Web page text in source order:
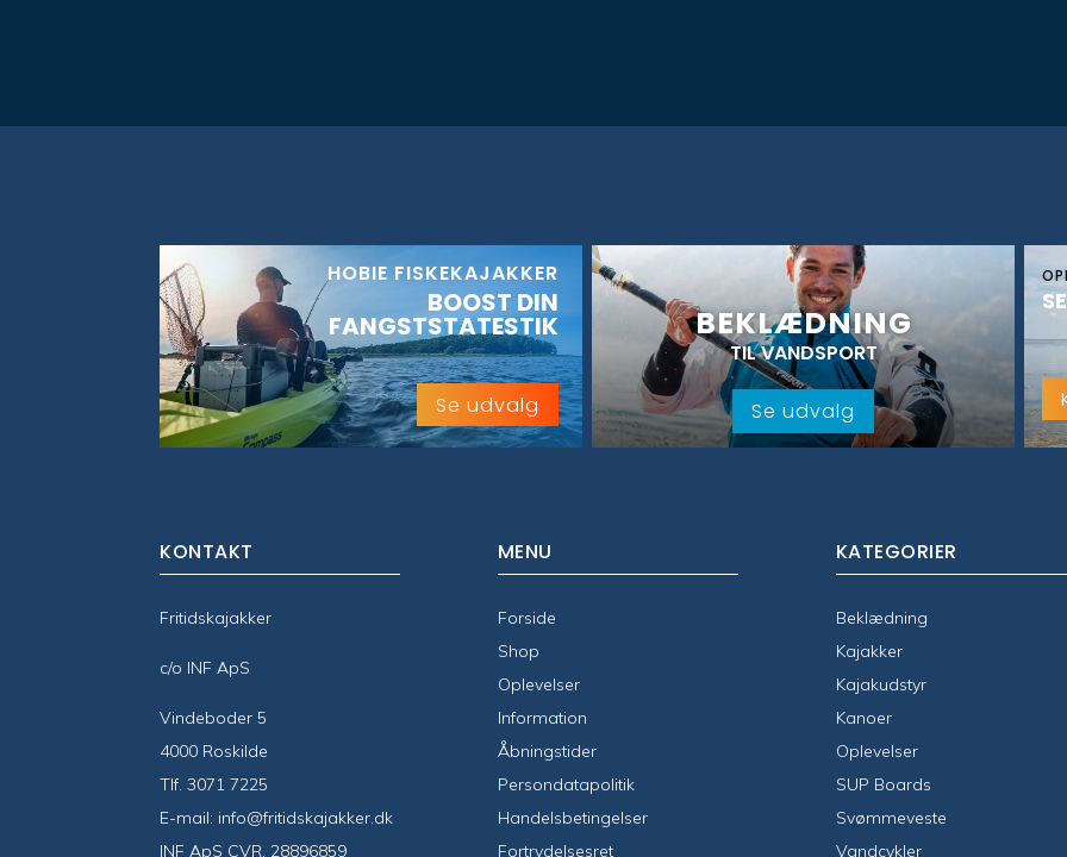
HOBIE FISKEKAJAKKER
BOOST DIN
FANGSTSTATESTIK
Se udvalg
BEKLÆDNING
TIL VANDSPORT
Se udvalg
KONTAKT
Fritidskajakker
c/o INF ApS
Vindeboder 5
4000 Roskilde
Tlf.3071 7225
E-mail: info@fritidskajakker.dk
INF ApS CVR. 28896859
MENU
Forside
Shop
Oplevelser
Information
Åbningstider
Persondatapolitik
Handelsbetingelser
Fortrydelsesret
KATEGORIER
Beklædning
Kajakker
Kajakudstyr
Kanoer
Oplevelser
SUP Boards
Svømmeveste
Vandcykler